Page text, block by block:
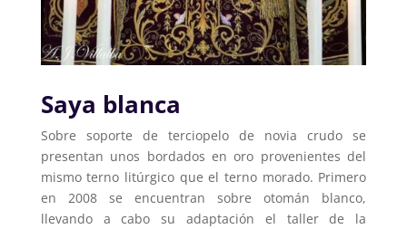
Saya blanca
Sobre soporte de terciopelo de novia crudo se
presentan unos bordados en oro provenientes del
mismo terno litúrgico que el terno morado. Primero
en 2008 se encuentran sobre otomán blanco,
llevando a cabo su adaptación el taller de la